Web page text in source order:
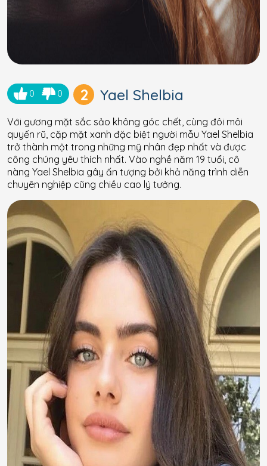
0 0 2 Yael Shelbia
Với gương mặt sắc sảo không góc chết, cùng đôi môi
quyến rũ, cặp mặt xanh đặc biệt người mẫu Yael Shelbia
trở thành một trong những mỹ nhân đẹp nhất và được
công chúng yêu thích nhất. Vào nghề năm 19 tuổi, cô
nàng Yael Shelbia gây ấn tượng bởi khả năng trình diễn
chuyên nghiệp cũng chiều cao lý tưởng.